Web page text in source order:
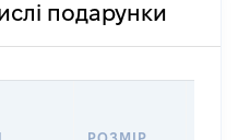
подарунки